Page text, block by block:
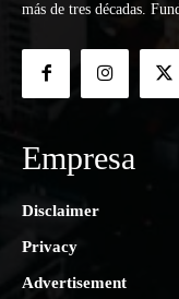
más de tres décadas.
Empresa
Disclaimer
Privacy
Advertisement